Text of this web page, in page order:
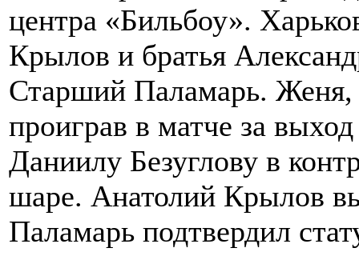
центра «Бильбоу».
Крылов и братья
Старший Паламарь. Женя,
проиграв в матче за
Даниилу Безуглову в
шаре. Анатолий Крылов
Паламарь подтвердил